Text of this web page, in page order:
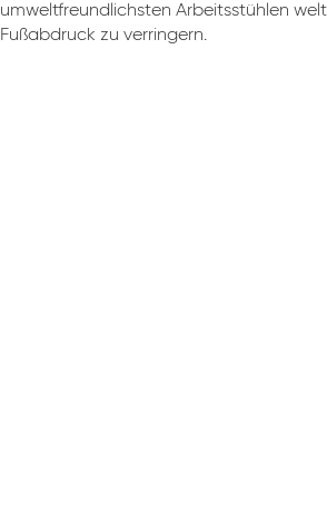
umweltfreundlichsten Arbeitsstühlen
Fußabdruck zu verringern.